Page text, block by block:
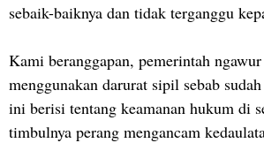
sebaik-baiknya dan tidak terganggu
Kami beranggapan, pemerintah
menggunakan darurat sipil sebab
ini berisi tentang keamanan hukum di
timbulnya perang mengancam